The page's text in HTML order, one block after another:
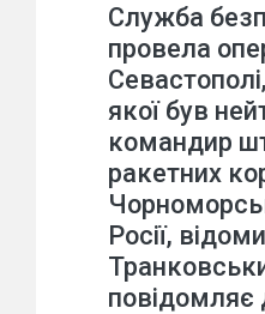
Служба
провела
якої був
командир
ракетних
Росії,